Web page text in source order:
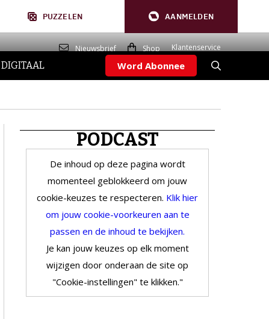
PUZZELEN AANMELDEN
Nieuwsbrief Shop Klantenservice
DIGITAAL Word Abonnee
PODCAST
De inhoud op deze pagina wordt
momenteel geblokkeerd om jouw
cookie-keuzes te respecteren. Klik hier
om jouw cookie-voorkeuren aan te
passen en de inhoud te bekijken.
Je kan jouw keuzes op elk moment
wijzigen door onderaan de site op
"Cookie-instellingen" te klikken."